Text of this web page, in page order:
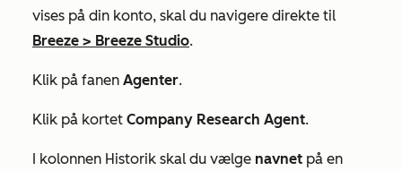
vises på din konto, skal du navigere direkte til
Breeze > Breeze Studio.
Klik på fanen Agenter.
Klik på kortet Company Research Agent.
I kolonnen Historik skal du vælge navnet på en